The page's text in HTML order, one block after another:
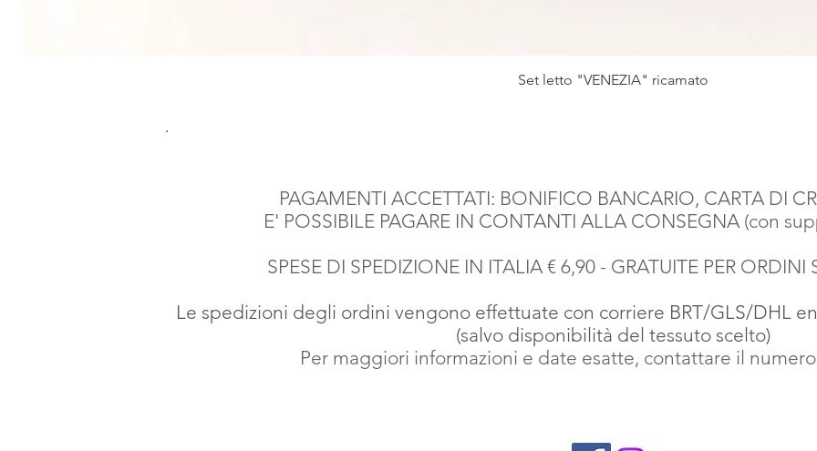
Vista rapida
Set letto "VENEZIA" ricamato
PAGAMENTI ACCETTATI: BONIFICO BANCARIO, CARTA DI
E' POSSIBILE PAGARE IN CONTANTI ALLA CONSEGNA (con
SPESE DI SPEDIZIONE IN ITALIA € 6,90 - GRATUITE PER ORDINI
Le spedizioni degli ordini vengono effettuate con corriere BRT/GLS/DHL
(salvo disponibilità del tessuto scelto)
Per maggiori informazioni e date esatte, contattare il numero